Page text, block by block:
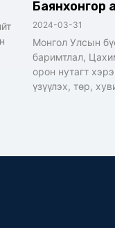
Баянхонгор
2024-03-31
Монгол Улсын
баримтлал,
орон нутагт
үзүүлэх, төр,